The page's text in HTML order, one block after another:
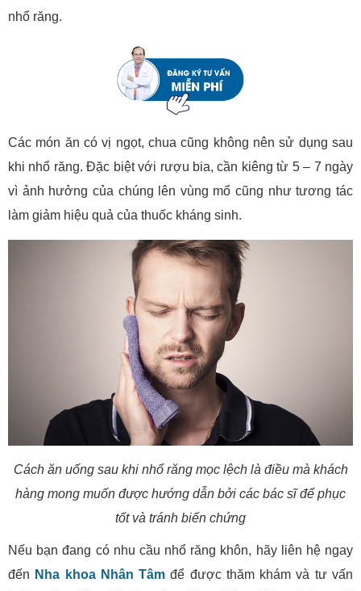
nhổ răng.
Các món ăn có vị ngọt, chua cũng không nên sử dụng sau
khi nhổ răng. Đặc biệt với rượu bia, cần kiêng từ 5 – 7 ngày
vì ảnh hưởng của chúng lên vùng mổ cũng như tương tác
làm giảm hiệu quả của thuốc kháng sinh.
Cách ăn uống sau khi nhổ răng mọc lệch là điều mà khách
hàng mong muốn được hướng dẫn bởi các bác sĩ để phục
tốt và tránh biến chứng
Nếu bạn đang có nhu cầu nhổ răng khôn, hãy liên hệ ngay
đến Nha khoa Nhân Tâm để được thăm khám và tư vấn